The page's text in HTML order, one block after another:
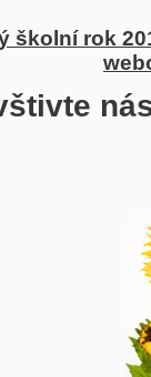
školní rok